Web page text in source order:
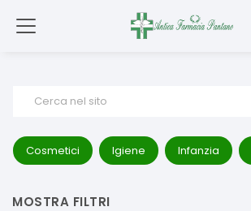
Cerca nel sito
Cosmetici Igiene Infanzia
MOSTRA FILTRI